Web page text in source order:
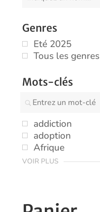
Genres
Eté 2025
Tous les genres
Mots-clés
addiction
adoption
Afrique
VOIR PLUS